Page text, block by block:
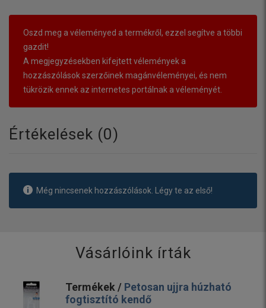
Oszd meg a véleményed a termékről, ezzel segítve a többi
gazdit!
A megjegyzésekben kifejtett vélemények a
hozzászólások szerzőinek magánvéleményei, és nem
tükrözik ennek az internetes portálnak a véleményét.
Értékelések (0)
Még nincsenek hozzászólások. Légy te az első!
Vásárlóink írták
Termékek / Petosan ujjra húzható
fogtisztító kendő